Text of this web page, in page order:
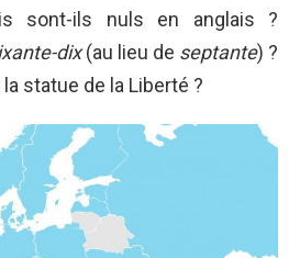
sont-ils nuls en anglais ?
dix(au lieu de septante) ?
statue de la Liberté ?